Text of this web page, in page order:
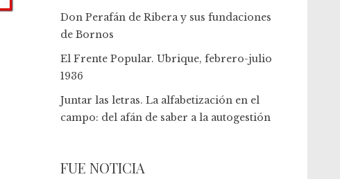
Don Perafán de Ribera y sus fundaciones
de Bornos
El Frente Popular. Ubrique, febrero-julio
1936
Juntar las letras. La alfabetización en el
campo: del afán de saber a la autogestión
FUE NOTICIA